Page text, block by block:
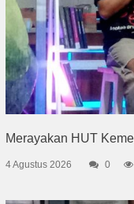
Merayakan HUT
4 Agustus 2026 0